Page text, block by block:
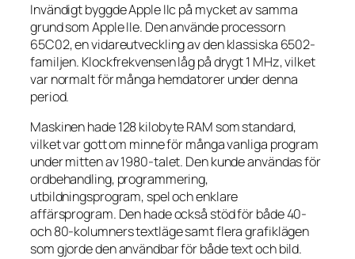
Invändigt byggde Apple IIc på mycket av samma
grund som Apple IIe. Den använde processorn
65C02, en vidareutveckling av den klassiska 6502-
familjen. Klockfrekvensen låg på drygt 1 MHz, vilket
var normalt för många hemdatorer under denna
period.
Maskinen hade 128 kilobyte RAM som standard,
vilket var gott om minne för många vanliga program
under mitten av 1980-talet. Den kunde användas för
ordbehandling, programmering,
utbildningsprogram, spel och enklare
affärsprogram. Den hade också stöd för både 40-
och 80-kolumners textläge samt flera grafiklägen
som gjorde den användbar för både text och bild.